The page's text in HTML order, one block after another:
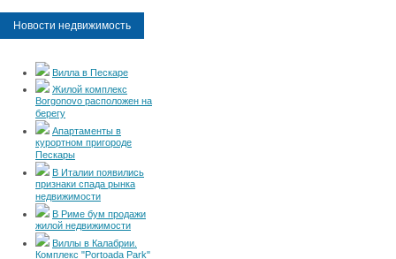
Новости недвижимость
Вилла в Пескаре
Жилой комплекс
Borgonovo расположен на
берегу
Апартаменты в
курортном пригороде
Пескары
В Италии появились
признаки спада рынка
недвижимости
В Риме бум продажи
жилой недвижимости
Виллы в Калабрии.
Комплекс "Portoada Park"